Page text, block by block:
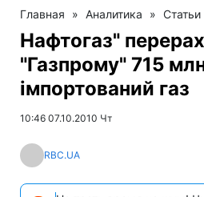
Главная » Аналитика » Статьи
Нафтогаз"
"Газпрому" 715
імпортований газ
10:46 07.10.2010 Чт
RBC.UA